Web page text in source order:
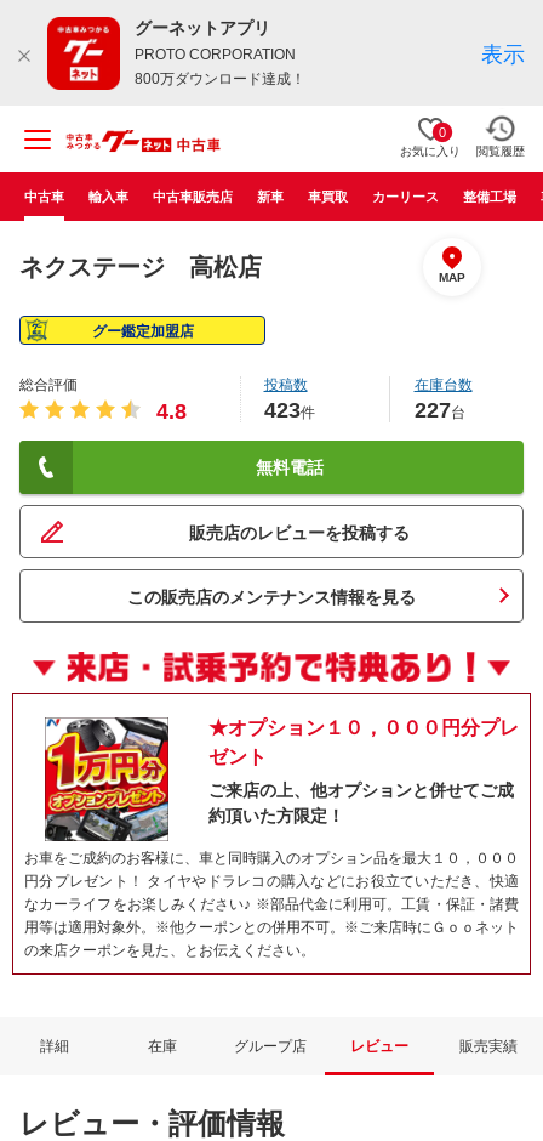
グーネットアプリ
PROTO CORPORATION
800万ダウンロード達成！
表示
0
お気に入り 閲覧履歴
中古車 輸入車 中古車販売店 新車 車買取 カーリース 整備工場
ネクステージ 高松店 MAP
グー鑑定加盟店
総合評価
4.8
投稿数
423件
在庫台数
227台
無料電話
販売店のレビューを投稿する
この販売店のメンテナンス情報を見る
★オプション１０，０００円分プレ
ゼント
ご来店の上、他オプションと併せてご成
約頂いた方限定！
お車をご成約のお客様に、車と同時購入のオプション品を最大１０，０００
円分プレゼント！ タイヤやドラレコの購入などにお役立ていただき、快適
なカーライフをお楽しみください♪ ※部品代金に利用可。工賃・保証・諸費
用等は適用対象外。※他クーポンとの併用不可。※ご来店時にＧｏｏネット
の来店クーポンを見た、とお伝えください。
詳細 在庫 グループ店 レビュー 販売実績
レビュー・評価情報